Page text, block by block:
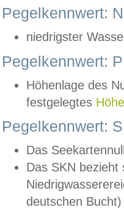
Pegelkennwert:
niedrigster
Pegelkennwert:
Höhenlage des
festgelegtes
Pegelkennwert:
Das
Das SKN
deutschen